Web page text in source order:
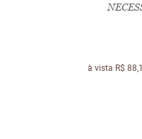
à vista R$